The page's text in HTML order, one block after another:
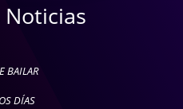
BAILAR
DÍAS